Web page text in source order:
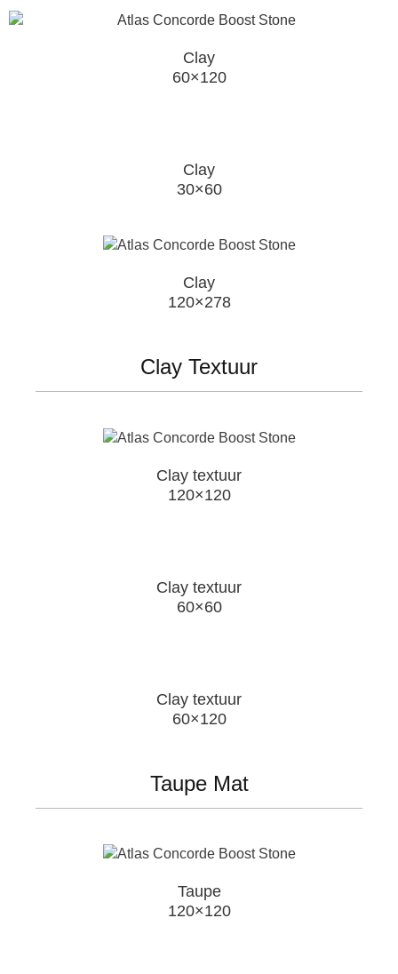
Clay
60×120
Clay
30×60
Clay
120×278
Clay Textuur
Clay textuur
120×120
Clay textuur
60×60
Clay textuur
60×120
Taupe Mat
Taupe
120×120